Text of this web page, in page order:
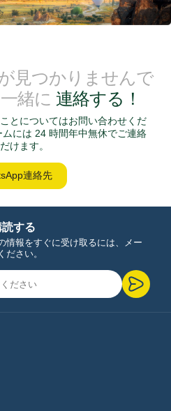
見つかりませんで
緒に 連絡する！
とについてはお問い合わせくだ
には 24 時間年中無休でご連絡
けます。
連絡先
する
情報をすぐに受け取るには、メー
ださい。